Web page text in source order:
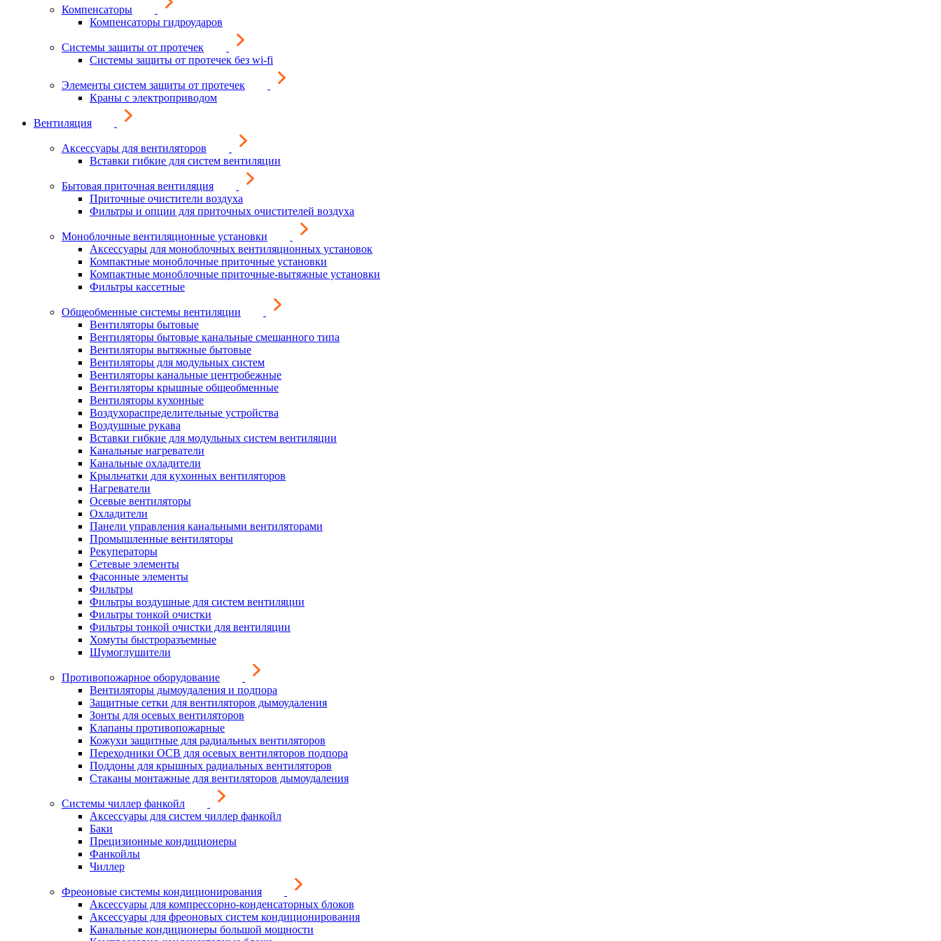
Компенсаторы
Компенсаторы гидроударов
Системы защиты от протечек
Системы защиты от протечек без wi-fi
Элементы систем защиты от протечек
Краны с электроприводом
Вентиляция
Аксессуары для вентиляторов
Вставки гибкие для систем вентиляции
Бытовая приточная вентиляция
Приточные очистители воздуха
Фильтры и опции для приточных очистителей воздуха
Моноблочные вентиляционные установки
Аксессуары для моноблочных вентиляционных установок
Компактные моноблочные приточные установки
Компактные моноблочные приточные-вытяжные установки
Фильтры кассетные
Общеобменные системы вентиляции
Вентиляторы бытовые
Вентиляторы бытовые канальные смешанного типа
Вентиляторы вытяжные бытовые
Вентиляторы для модульных систем
Вентиляторы канальные центробежные
Вентиляторы крышные общеобменные
Вентиляторы кухонные
Воздухораспределительные устройства
Воздушные рукава
Вставки гибкие для модульных систем вентиляции
Канальные нагреватели
Канальные охладители
Крыльчатки для кухонных вентиляторов
Нагреватели
Осевые вентиляторы
Охладители
Панели управления канальными вентиляторами
Промышленные вентиляторы
Рекуператоры
Сетевые элементы
Фасонные элементы
Фильтры
Фильтры воздушные для систем вентиляции
Фильтры тонкой очистки
Фильтры тонкой очистки для вентиляции
Хомуты быстроразъемные
Шумоглушители
Противопожарное оборудование
Вентиляторы дымоудаления и подпора
Защитные сетки для вентиляторов дымоудаления
Зонты для осевых вентиляторов
Клапаны противопожарные
Кожухи защитные для радиальных вентиляторов
Переходники ОСВ для осевых вентиляторов подпора
Поддоны для крышных радиальных вентиляторов
Стаканы монтажные для вентиляторов дымоудаления
Системы чиллер фанкойл
Аксессуары для систем чиллер фанкойл
Баки
Прецизионные кондиционеры
Фанкойлы
Чиллер
Фреоновые системы кондиционирования
Аксессуары для компрессорно-конденсаторных блоков
Аксессуары для фреоновых систем кондиционирования
Канальные кондиционеры большой мощности